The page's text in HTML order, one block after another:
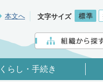
本文へ 文字サイズ
くらし・手続き